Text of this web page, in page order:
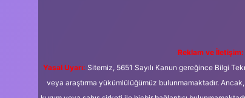
Reklam ve İletişim:
Yasal Uyarı: Sitemiz, 5651 Sayılı Kanun gereğince Bilgi
veya araştırma yükümlülüğümüz bulunmamaktadır.